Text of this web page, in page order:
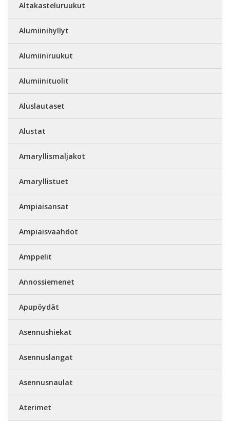
Altakasteluruukut
Alumiinihyllyt
Alumiiniruukut
Alumiinituolit
Aluslautaset
Alustat
Amaryllismaljakot
Amaryllistuet
Ampiaisansat
Ampiaisvaahdot
Amppelit
Annossiemenet
Apupöydät
Asennushiekat
Asennuslangat
Asennusnaulat
Aterimet